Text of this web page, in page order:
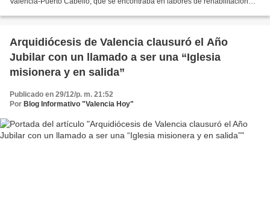
Arquidiócesis de Valencia clausuró el Año
Jubilar con un llamado a ser una “Iglesia
misionera y en salida”
Publicado en 29/12/p. m. 21:52
Por Blog Informativo "Valencia Hoy"